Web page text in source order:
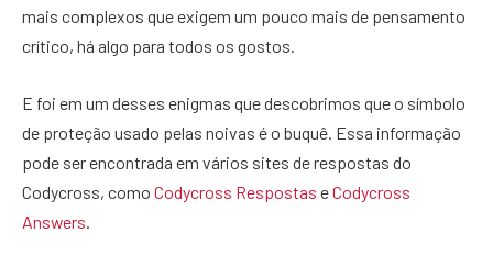
mais complexos que exigem um pouco mais de pensamento
crítico, há algo para todos os gostos.
E foi em um desses enigmas que descobrimos que o símbolo
de proteção usado pelas noivas é o buquê. Essa informação
pode ser encontrada em vários sites de respostas do
Codycross, como Codycross Respostas eCodycross
Answers